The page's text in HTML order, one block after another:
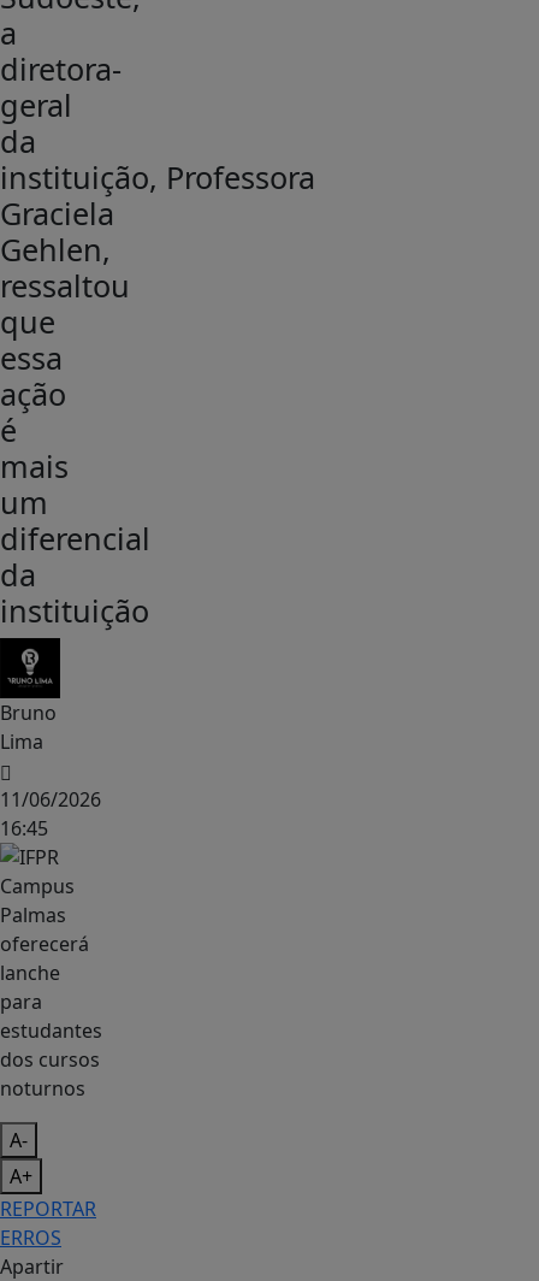
a
diretora-
geral
da
instituição, Professora
Graciela
Gehlen,
ressaltou
que
essa
ação
é
mais
um
diferencial
da
instituição
Bruno
Lima
11/06/2026
16:45
A-
A+
REPORTAR
ERROS
Apartir